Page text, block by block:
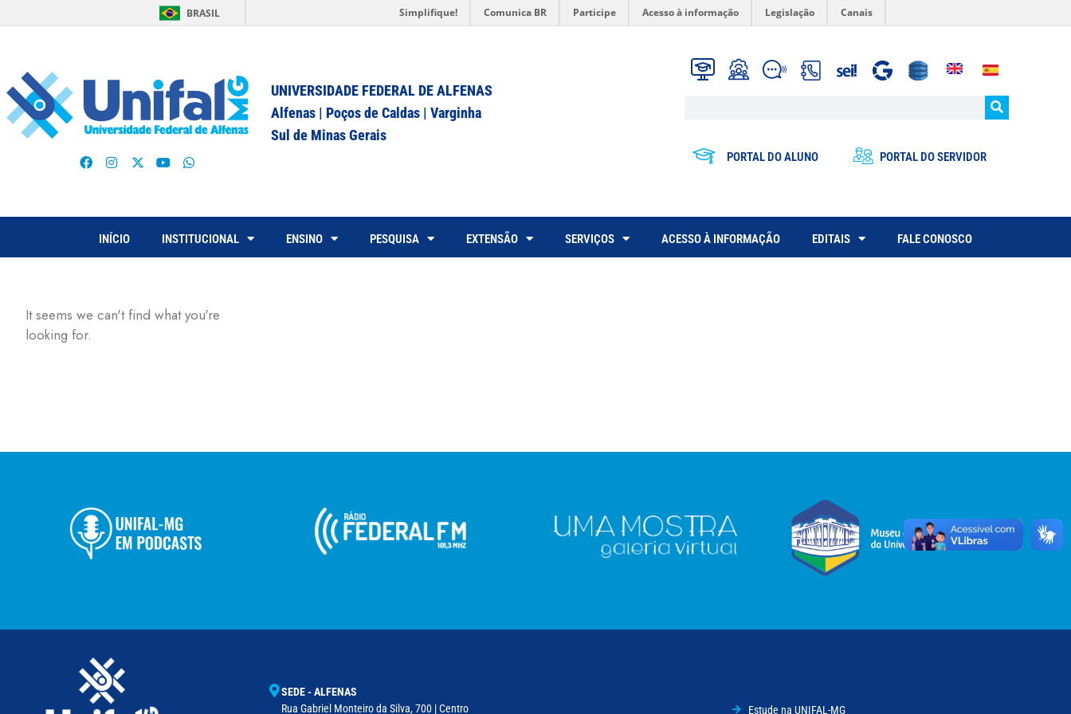
BRASIL Simplifique! Comunica BR Participe Acesso à informação Legislação Canais
UNIVERSIDADE FEDERAL DE ALFENAS
Alfenas | Poços de Caldas | Varginha
Sul de Minas Gerais
PORTAL DO ALUNO PORTAL DO SERVIDOR
INÍCIO INSTITUCIONAL ENSINO PESQUISA EXTENSÃO SERVIÇOS ACESSO À INFORMAÇÃO EDITAIS FALE CONOSCO
It seems we can't find what you're
looking for.
SEDE - ALFENAS
Rua Gabriel Monteiro da Silva, 700 | Centro
Estude na UNIFAL-MG